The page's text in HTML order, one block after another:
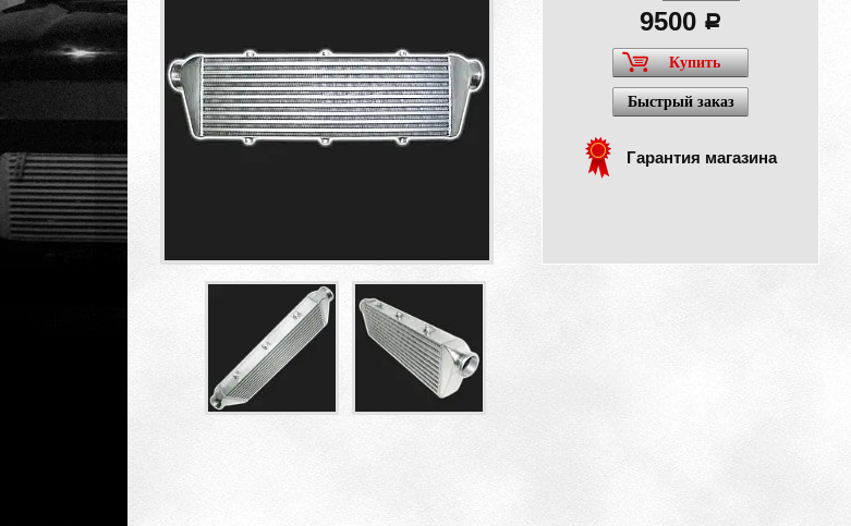
9500 a
Купить
Быстрый заказ
Гарантия магазина